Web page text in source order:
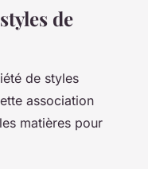
de
de styles
association
matières pour